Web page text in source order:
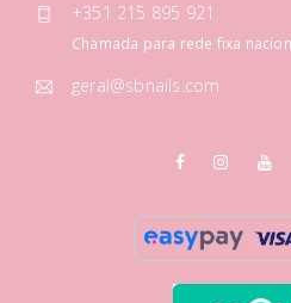
+351 215 895 921
Chamada para rede fixa
geral@sbnails.com